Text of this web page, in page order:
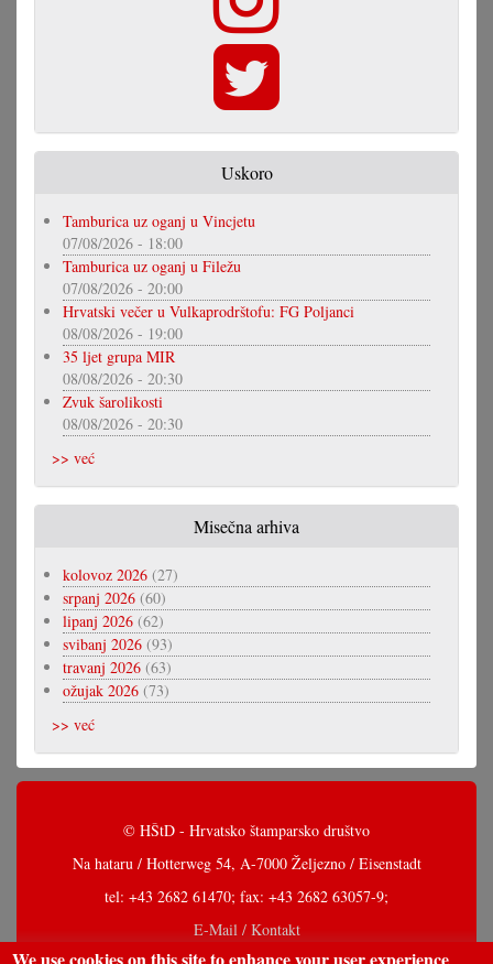
Uskoro
Tamburica uz oganj u Vincjetu
07/08/2026 - 18:00
Tamburica uz oganj u Filežu
07/08/2026 - 20:00
Hrvatski večer u Vulkaprodrštofu: FG Poljanci
08/08/2026 - 19:00
35 ljet grupa MIR
08/08/2026 - 20:30
Zvuk šarolikosti
08/08/2026 - 20:30
>> već
Misečna arhiva
kolovoz 2026 (27)
srpanj 2026 (60)
lipanj 2026 (62)
svibanj 2026 (93)
travanj 2026 (63)
ožujak 2026 (73)
>> već
© HŠtD - Hrvatsko štamparsko društvo
Na hataru / Hotterweg 54, A-7000 Željezno / Eisenstadt
tel: +43 2682 61470; fax: +43 2682 63057-9;
E-Mail / Kontakt